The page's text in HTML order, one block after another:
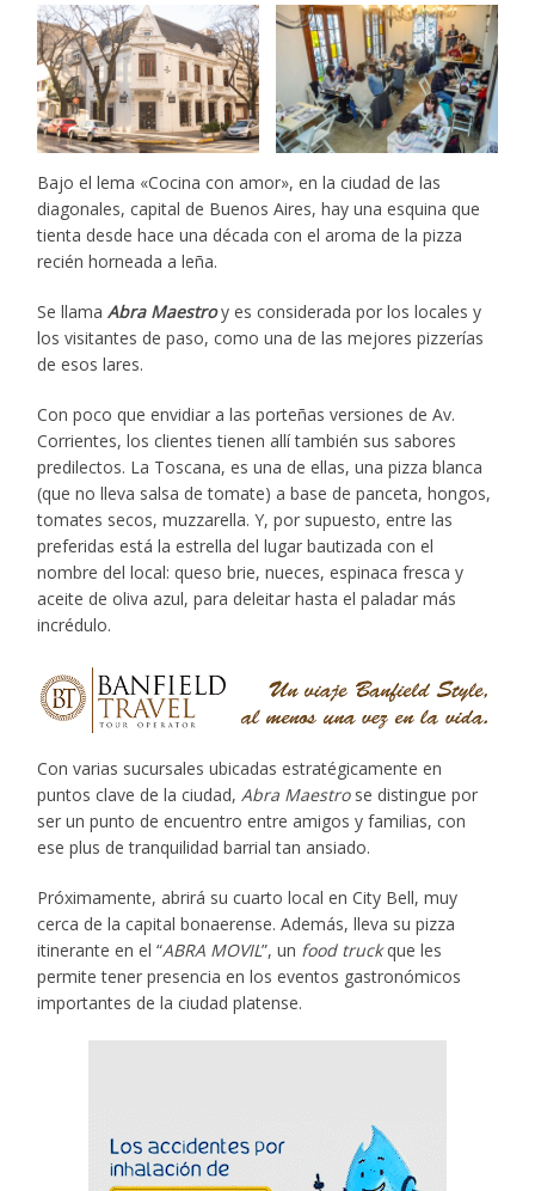
Bajo el lema «Cocina con amor», en la ciudad de las
diagonales, capital de Buenos Aires, hay una esquina que
tienta desde hace una década con el aroma de la pizza
recién horneada a leña.
Se llamaAbra Maestroy es considerada por los locales y
los visitantes de paso, como una de las mejores pizzerías
de esos lares.
Con poco que envidiar a las porteñas versiones de Av.
Corrientes, los clientes tienen allí también sus sabores
predilectos. La Toscana, es una de ellas, una pizza blanca
(que no lleva salsa de tomate) a base de panceta, hongos,
tomates secos, muzzarella. Y, por supuesto, entre las
preferidas está la estrella del lugar bautizada con el
nombre del local: queso brie, nueces, espinaca fresca y
aceite de oliva azul, para deleitar hasta el paladar más
incrédulo.
Con varias sucursales ubicadas estratégicamente en
puntos clave de la ciudad,Abra Maestrose distingue por
ser un punto de encuentro entre amigos y familias, con
ese plus de tranquilidad barrial tan ansiado.
Próximamente, abrirá su cuarto local en City Bell, muy
cerca de la capital bonaerense. Además, lleva su pizza
itinerante en el “ABRA MOVIL”, un food truckque les
permite tener presencia en los eventos gastronómicos
importantes de la ciudad platense.